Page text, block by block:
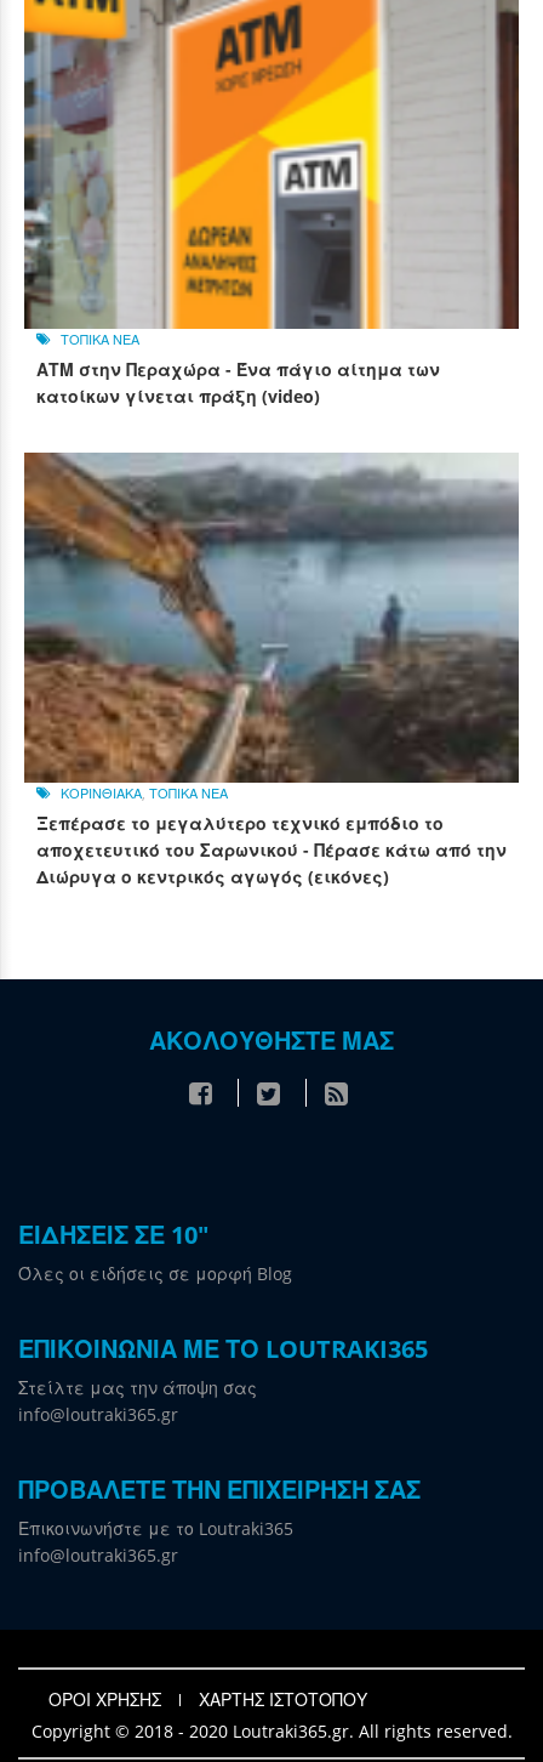
ΤΟΠΙΚΑ ΝΕΑ
ΑΤΜ στην Περαχώρα - Ένα πάγιο αίτημα των
κατοίκων γίνεται πράξη (video)
ΚΟΡΙΝΘΙΑΚΑ, ΤΟΠΙΚΑ ΝΕΑ
Ξεπέρασε το μεγαλύτερο τεχνικό εμπόδιο το
αποχετευτικό του Σαρωνικού - Πέρασε κάτω από την
Διώρυγα ο κεντρικός αγωγός (εικόνες)
ΑΚΟΛΟΥΘΗΣΤΕ ΜΑΣ
ΕΙΔΗΣΕΙΣ ΣΕ 10"
Όλες οι ειδήσεις σε μορφή Blog
ΕΠΙΚΟΙΝΩΝΙΑ ΜΕ ΤΟ LOUTRAKI365
Στείλτε μας την άποψη σας
info@loutraki365.gr
ΠΡΟΒΑΛΕΤΕ ΤΗΝ ΕΠΙΧΕΙΡΗΣΗ ΣΑΣ
Επικοινωνήστε με το Loutraki365
info@loutraki365.gr
ΟΡΟΙ ΧΡΗΣΗΣ
ΧΑΡΤΗΣ ΙΣΤΟΤΟΠΟΥ
Copyright © 2018 - 2020 Loutraki365.gr. All rights reserved.